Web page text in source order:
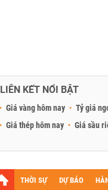
LIÊN KẾT NỔI BẬT
Giá vàng hôm nay Tỷ giá
Giá thép hôm nay
Giá sầu
THỜI SỰ DỰ BÁO